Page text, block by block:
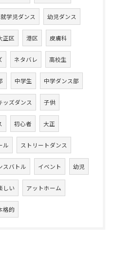
学児ダンス 幼児ダンス
正区 港区 皮膚科
ネタバレ 高校生
中学生 中学ダンス部
ッズダンス 子供
初心者 大正
ル ストリートダンス
スバトル イベント 幼児
しい アットホーム
格的